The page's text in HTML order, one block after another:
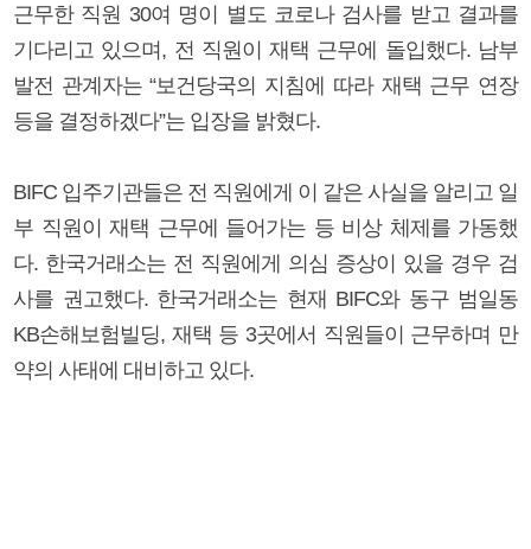
근무한 직원 30여 명이 별도 코로나 검사를 받고 결과를
기다리고 있으며, 전 직원이 재택 근무에 돌입했다. 남부
발전 관계자는 “보건당국의 지침에 따라 재택 근무 연장
등을 결정하겠다”는 입장을 밝혔다.
BIFC 입주기관들은 전 직원에게 이 같은 사실을 알리고 일
부 직원이 재택 근무에 들어가는 등 비상 체제를 가동했
다. 한국거래소는 전 직원에게 의심 증상이 있을 경우 검
사를 권고했다. 한국거래소는 현재 BIFC와 동구 범일동
KB손해보험빌딩, 재택 등 3곳에서 직원들이 근무하며 만
약의 사태에 대비하고 있다.